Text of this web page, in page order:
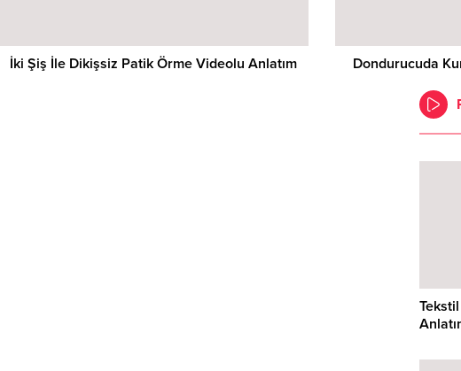
İki Şiş İle Dikişsiz Patik Örme Videolu Anlatım
Dondurucuda
Tekstil